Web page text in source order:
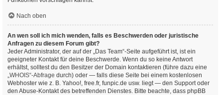
Nach oben
An wen soll ich mich wenden, falls es Beschwerden oder juristische
Anfragen zu diesem Forum gibt?
Jeder Administrator, der auf der „Das Team“-Seite aufgeführt ist, ist ein
geeigneter Kontakt für deine Beschwerde. Wenn du so keine Antwort
erhältst, solltest du den Besitzer der Domain kontaktieren (führe dazu eine
„WHOIS“-Abfrage durch) oder — falls diese Seite bei einem kostenlosen
Webhoster wie z. B. Yahoo!, free.fr, funpic.de usw. liegt — den Support oder
den Abuse-Kontakt des betreffenden Dienstes. Bitte beachte, dass phpBB